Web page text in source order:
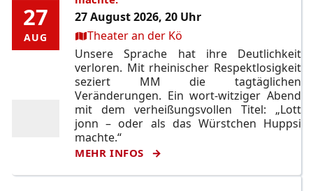
27
AUG
27
AUG
27 August 2026, 20 Uhr
Ort:Theater an der Kö
Unsere Sprache hat ihre Deutlichkeit
verloren. Mit rheinischer Respektlosigkeit
seziert MM die tagtäglichen
Veränderungen. Ein wort-witziger Abend
mit dem verheißungsvollen Titel: „Lott
jonn – oder als das Würstchen Huppsi
machte.“
MEHR INFOS